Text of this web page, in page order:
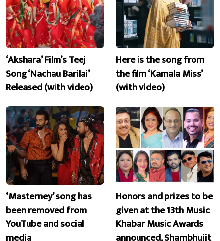
‘Akshara’ Film’s Teej
Song ‘Nachau Barilai’
Released (with video)
Here is the song from
the film ‘Kamala Miss’
(with video)
‘Masterney’ song has
been removed from
YouTube and social
media
Honors and prizes to be
given at the 13th Music
Khabar Music Awards
announced, Shambhujit